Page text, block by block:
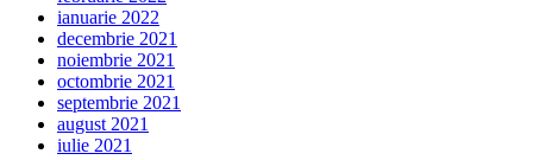
ianuarie 2022
decembrie 2021
noiembrie 2021
octombrie 2021
septembrie 2021
august 2021
iulie 2021